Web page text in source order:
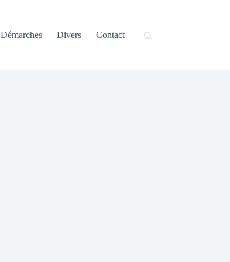
Démarches Divers Contact